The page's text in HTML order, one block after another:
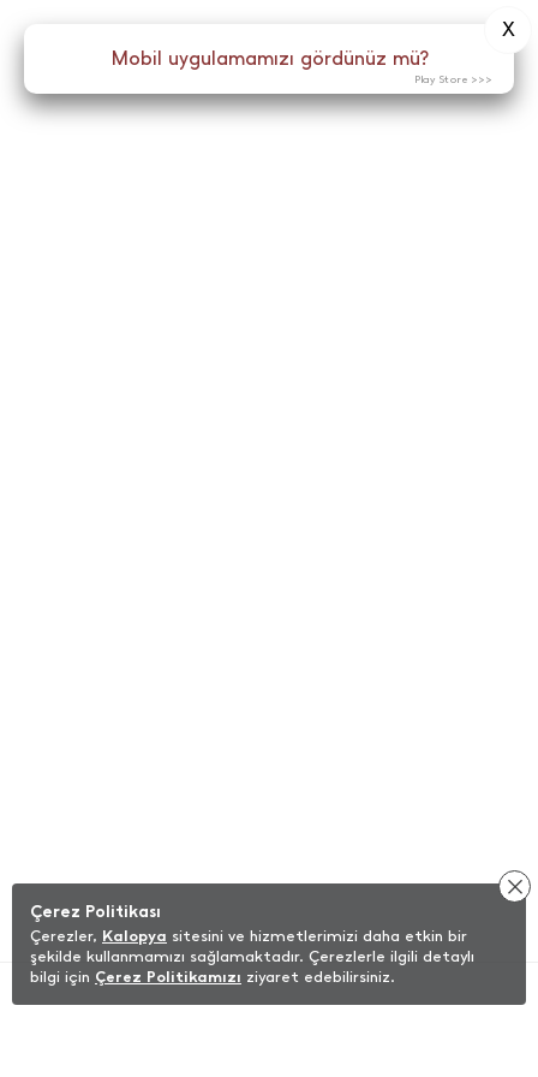
Çerez Politikası
Çerezler, Kalopya sitesini ve hizmetlerimizi daha etkin bir
şekilde kullanmamızı sağlamaktadır. Çerezlerle ilgili detaylı
bilgi için Çerez Politikamızı ziyaret edebilirsiniz.
Mobil uygulamamızı gördünüz mü?
X
Play Store >>>